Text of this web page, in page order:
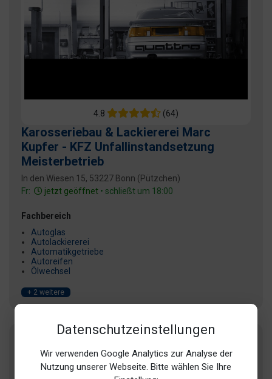
Datenschutzeinstellungen
Wir verwenden Google Analytics zur Analyse der
Nutzung unserer Webseite. Bitte wählen Sie Ihre
4.8 (64)
Karosseriebau & Lackiererei Marc
Kupfer - KFZ Unfallinstandsetzung
Meisterbetrieb
In den Wiesen 15, 53227 Bonn (Pützchen)
Fr:
jetzt geöffnet • schließt um 18:00
Fachbereich
Autoglas
Autolackiererei
Automatikgetriebe
Autoreifen
Ölwechsel
+ 2 weitere